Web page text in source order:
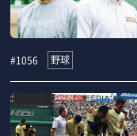
#1056 野球